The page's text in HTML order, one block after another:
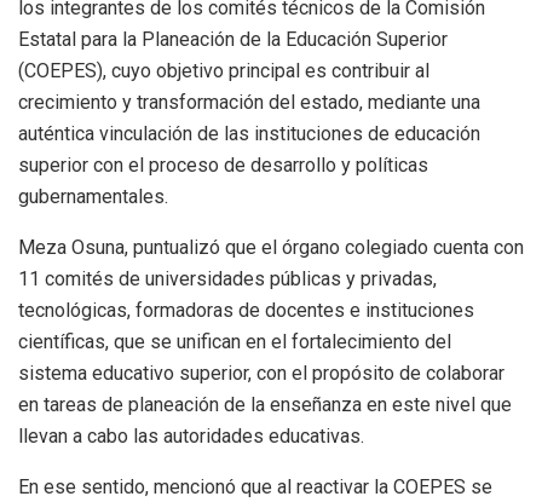
los integrantes de los comités técnicos de la Comisión
Estatal para la Planeación de la Educación Superior
(COEPES), cuyo objetivo principal es contribuir al
crecimiento y transformación del estado, mediante una
auténtica vinculación de las instituciones de educación
superior con el proceso de desarrollo y políticas
gubernamentales.
Meza Osuna, puntualizó que el órgano colegiado cuenta con
11 comités de universidades públicas y privadas,
tecnológicas, formadoras de docentes e instituciones
científicas, que se unifican en el fortalecimiento del
sistema educativo superior, con el propósito de colaborar
en tareas de planeación de la enseñanza en este nivel que
llevan a cabo las autoridades educativas.
En ese sentido, mencionó que al reactivar la COEPES se